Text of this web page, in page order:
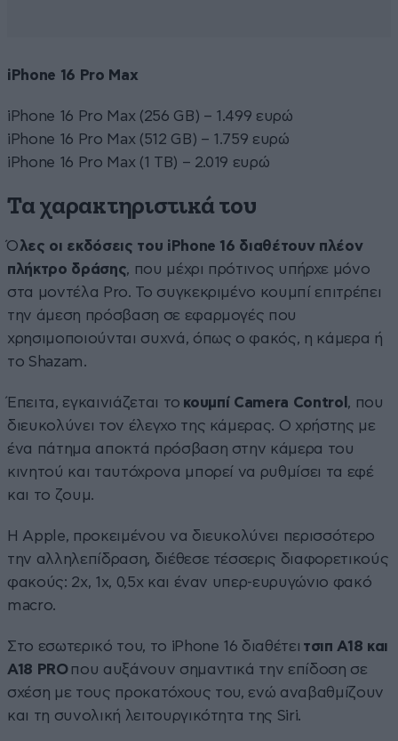
iPhone 16 Pro Max
iPhone 16 Pro Max (256 GB) – 1.499 ευρώ
iPhone 16 Pro Max (512 GB) – 1.759 ευρώ
iPhone 16 Pro Max (1 TB) – 2.019 ευρώ
Τα χαρακτηριστικά του
Όλες οι εκδόσεις του iPhone 16 διαθέτουν πλέον
πλήκτρο δράσης, που μέχρι πρότινος υπήρχε μόνο
στα μοντέλα Pro. Το συγκεκριμένο κουμπί επιτρέπει
την άμεση πρόσβαση σε εφαρμογές που
χρησιμοποιούνται συχνά, όπως ο φακός, η κάμερα ή
το Shazam.
Έπειτα, εγκαινιάζεται το κουμπί Camera Control , που
διευκολύνει τον έλεγχο της κάμερας. Ο χρήστης με
ένα πάτημα αποκτά πρόσβαση στην κάμερα του
κινητού και ταυτόχρονα μπορεί να ρυθμίσει τα εφέ
και το ζουμ.
Η Apple, προκειμένου να διευκολύνει περισσότερο
την αλληλεπίδραση, διέθεσε τέσσερις διαφορετικούς
φακούς: 2x, 1x, 0,5x και έναν υπερ-ευρυγώνιο φακό
macro.
Στο εσωτερικό του, το iPhone 16 διαθέτει τσιπ A18 και
A18 PROπου αυξάνουν σημαντικά την επίδοση σε
σχέση με τους προκατόχους του, ενώ αναβαθμίζουν
και τη συνολική λειτουργικότητα της Siri.